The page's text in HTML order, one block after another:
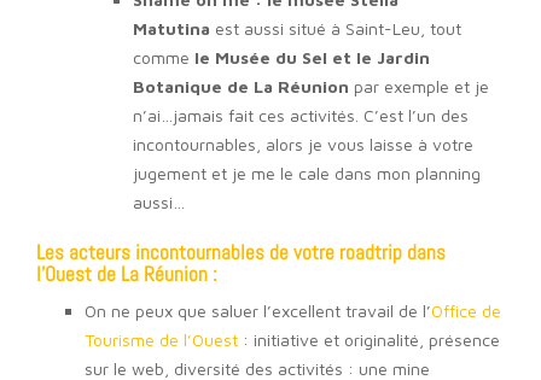
Matutina est aussi situé à Saint-Leu, tout
comme le Musée du Sel et le Jardin
Botanique de La Réunion par exemple et je
n’ai…jamais fait ces activités. C’est l’un des
incontournables, alors je vous laisse à votre
jugement et je me le cale dans mon planning
aussi…
Les acteurs incontournables de votre roadtrip dans
l’Ouest de La Réunion :
On ne peux que saluer l’excellent travail de l’Office de
Tourisme de l’Ouest : initiative et originalité, présence
sur le web, diversité des activités : une mine